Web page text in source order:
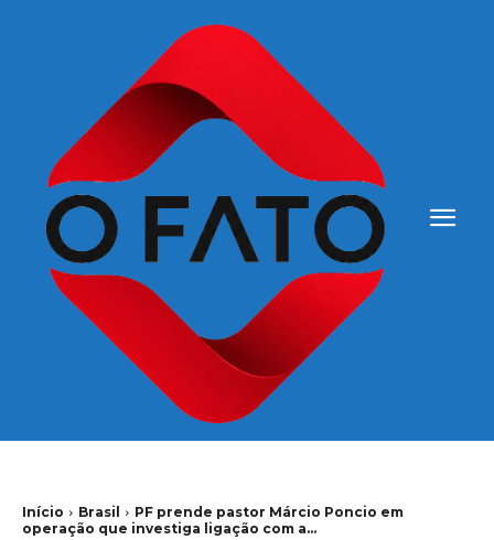
Início Brasil
PF prende pastor Márcio Poncio em
operação que investiga ligação com a...